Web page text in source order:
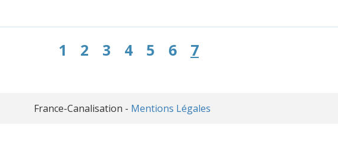
1 2 3 4 5 6 7
France-Canalisation - Mentions Légales